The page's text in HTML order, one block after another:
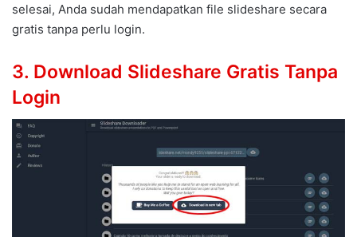
selesai, Anda sudah mendapatkan file slideshare secara
gratis tanpa perlu login.
3. Download Slideshare Gratis Tanpa
Login